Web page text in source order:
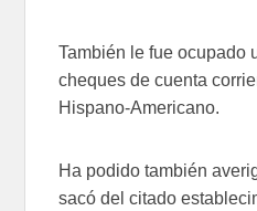
También le fue ocupado
cheques de cuenta
Hispano-Americano.
Ha podido también
sacó del citado